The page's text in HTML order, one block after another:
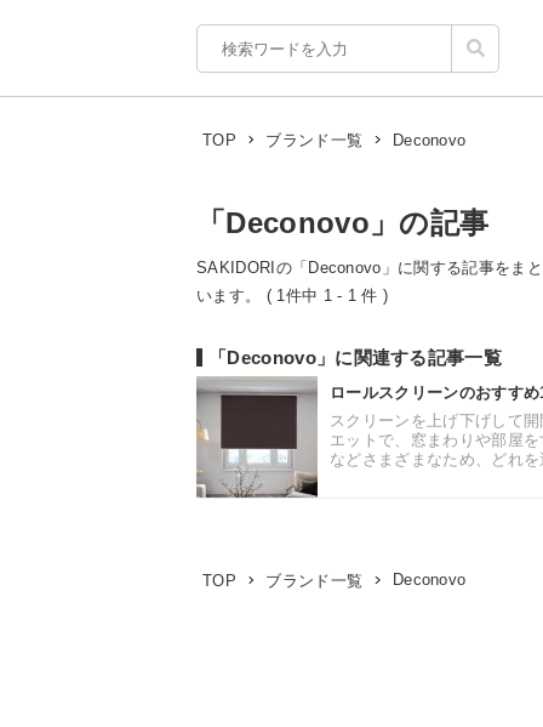
TOP ブランド一覧 Deconovo
「Deconovo」の記事
SAKIDORIの「Deconovo」に関する記事をま
います。 ( 1件中 1 - 1 件 )
「Deconovo」に関連する記事一覧
ロールスクリーンのおすす
スクリーンを上げ下げして
エットで、窓まわりや部屋
などさまざまなため、どれ
TOP ブランド一覧 Deconovo